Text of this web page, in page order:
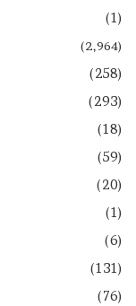
(1)
(2,964)
(258)
(293)
(18)
(59)
(20)
(1)
(6)
(131)
(76)